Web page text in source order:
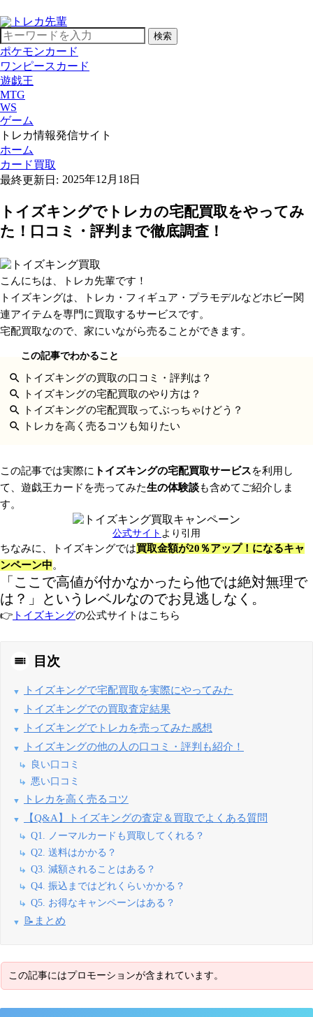
検索
ポケモンカード
ワンピースカード
遊戯王
MTG
WS
ゲーム
トレカ情報発信サイト
ホーム
カード買取
2025年12月18日
トイズキングでトレカの宅配買取をやってみ
た！口コミ・評判まで徹底調査！
こんにちは、トレカ先輩です！
トイズキングは、トレカ・フィギュア・プラモデルなどホビー関
連アイテムを専門に買取するサービスです。
宅配買取なので、家にいながら売ることができます。
トイズキングの買取の口コミ・評判は？
トイズキングの宅配買取のやり方は？
トイズキングの宅配買取ってぶっちゃけどう？
トレカを高く売るコツも知りたい
この記事では実際に トイズキングの宅配買取サービスを利用し
て、遊戯王カードを売ってみた生の体験談も含めてご紹介しま
す。
公式サイト より引用
ちなみに、トイズキングでは買取金額が20％アップ！になるキャ
ンペーン中。
「ここで高値が付かなかったら他では絶対無理で
は？」というレベルなのでお見逃しなく。
👉 トイズキングの公式サイトはこちら
目次
トイズキングで宅配買取を実際にやってみた
トイズキングでの買取査定結果
トイズキングでトレカを売ってみた感想
トイズキングの他の人の口コミ・評判も紹介！
良い口コミ
悪い口コミ
トレカを高く売るコツ
【Q&A】トイズキングの査定＆買取でよくある質問
Q1. ノーマルカードも買取してくれる？
Q2. 送料はかかる？
Q3. 減額されることはある？
Q4. 振込まではどれくらいかかる？
Q5. お得なキャンペーンはある？
📝まとめ